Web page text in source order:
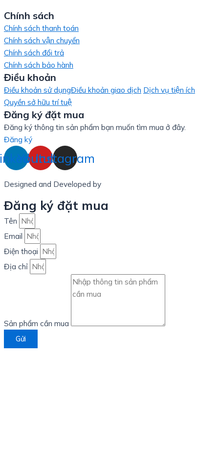
Chính sách
Chính sách thanh toán
Chính sách vận chuyển
Chính sách đổi trả
Chính sách bảo hành
Điều khoản
Điều khoản sử dụngĐiều khoản giao dịch Dịch vụ tiện ích
Quyền sở hữu trí tuệ
Đăng ký đặt mua
Đăng ký thông tin sản phẩm bạn muốn tìm mua ở đây.
Đăng ký
Youtube
Instagram
Designed and Developed by
Đăng ký đặt mua
Tên
Email
Điện thoại
Địa chỉ
Sản phẩm cần mua
Gửi